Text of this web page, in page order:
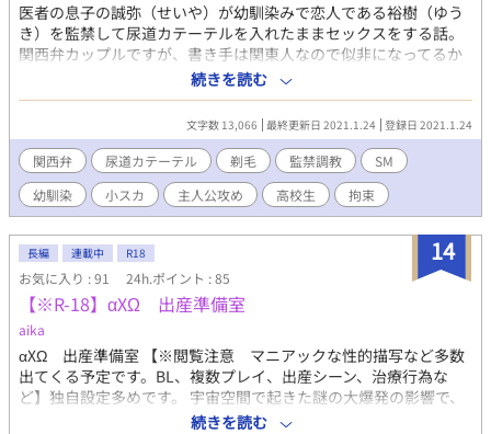
医者の息子の誠弥（せいや）が幼馴染みで恋人である裕樹（ゆう
き）を監禁して尿道カテーテルを入れたままセックスをする話。
関西弁カップルですが、書き手は関東人なので似非になってるか
もしれません。 （色々調べましたがやはり限界が……） 台詞以外
は標準語です。 尿道カテーテルを入れる描写があるので、痛いの
が苦手な方は閲覧注意です！ ※昔別名で書いた作品のリライト
で、加筆修正済みです。 エロシーンサンプル用にリライトしたの
で、二人の関係性はこの作品では一切記載がありません。 2016年
ムーンライトノベルズにアップした物の移植です。 ※別名でPixiv
に二次創作もアップしていますが、もし見付けても他の方の目に
つく場所（感想欄とかコメント欄とか）で触れないで下さい。
続きを読む
文字数 13,066 最終更新日 2021.1.24 登録日 2021.1.24
関西弁 尿道カテーテル 剃毛 監禁調教
SM
幼馴染
小スカ 主人公攻め 高校生 拘束
14
長編 連載中 R18
お気に入り : 91 24h.ポイント : 85
【※R-18】αXΩ 出産準備室
aika
αXΩ 出産準備室 【※閲覧注意 マニアックな性的描写など多数
出てくる予定です。BL、複数プレイ、出産シーン、治療行為な
ど】独自設定多めです。 宇宙空間で起きた謎の大爆発の影響で、
人類は滅亡の危機を迎えていた。 高度な文明を保持することに成
続きを読む